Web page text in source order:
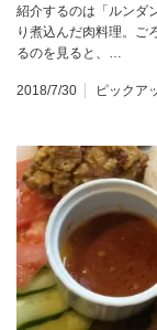
紹介するのは「ルンダ
り煮込んだ肉料理。ご
るのを見ると、…
2018/7/30 ピックア